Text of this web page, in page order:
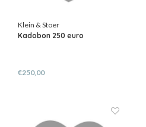
Klein & Stoer
Kadobon 250 euro
€250,00